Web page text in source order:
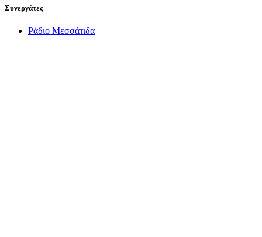
Συνεργάτες
Ράδιο Μεσσάτιδα